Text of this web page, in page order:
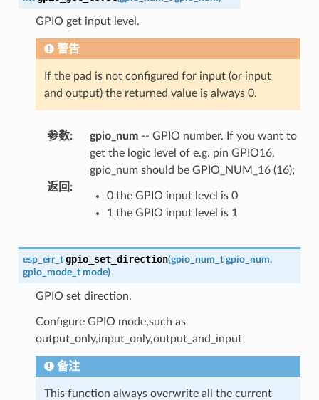
GPIO get input level.
警告
If the pad is not configured for input (or input
and output) the returned value is always 0.
参数: gpio_num-- GPIO number. If you want to
get the logic level of e.g. pin GPIO16,
gpio_num should be GPIO_NUM_16 (16);
返回 :
0 the GPIO input level is 0
1 the GPIO input level is 1
esp_err_t gpio_set_direction(gpio_num_t gpio_num,
gpio_mode_t mode)
GPIO set direction.
Configure GPIO mode,such as
output_only,input_only,output_and_input
备注
This function always overwrite all the current